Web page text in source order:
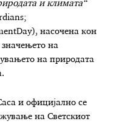
и климата“
насочена кон
значењето на
на природата
и официјално се
на Светскиот